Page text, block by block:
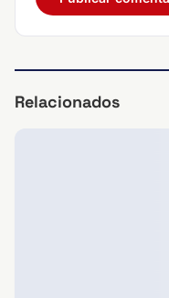
Relacionados